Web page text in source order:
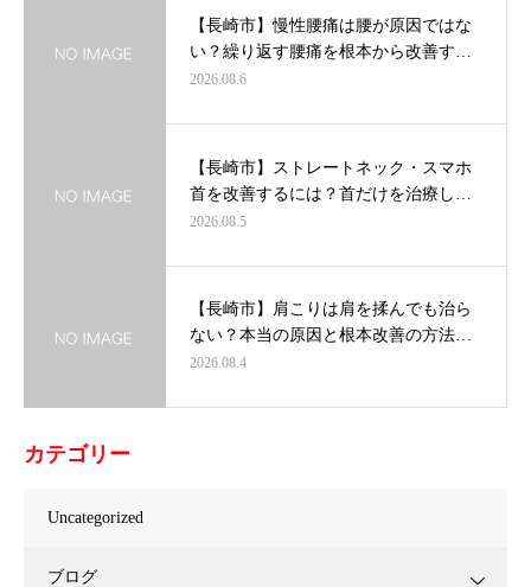
【長崎市】慢性腰痛は腰が原因ではな
い？繰り返す腰痛を根本から改善す…
2026.08.6
【長崎市】ストレートネック・スマホ
首を改善するには？首だけを治療し…
2026.08.5
【長崎市】肩こりは肩を揉んでも治ら
ない？本当の原因と根本改善の方法…
2026.08.4
カテゴリー
Uncategorized
ブログ